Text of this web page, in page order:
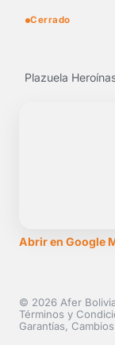
Cerrado
Plazuela
Abrir en Google
© 2026 Afer
Términos y
Garantías,